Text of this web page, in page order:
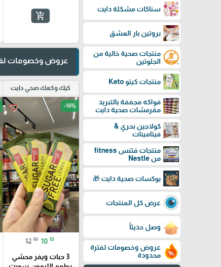
سناكات مشكلة دايت
بروتين بار العشق
منتجات صحية خالية من
الجلوتين
منتجات كيتو Keto
فواكه مجففة بالتبريد
مقرمشات صحية دايت
كولاجين بحري &
فيتامينات
منتجات فتنس fitness
من Nestle
بوكسات صحية دايت 🎁
عرض كل المنتجات
وصل حديثاً
عروض وخصومات لفترة
محدودة
add_shopping_cart
عروض وخصومات
كيك وكعك صحي دايت
favorite_border -16%
12 ₪ 10 ₪
3 حبات ويفر محشي